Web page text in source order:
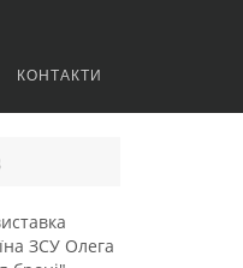
КОНТАКТИ
ЗСУ Олега